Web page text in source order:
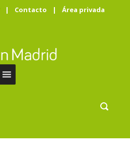
| Contacto | Área privada